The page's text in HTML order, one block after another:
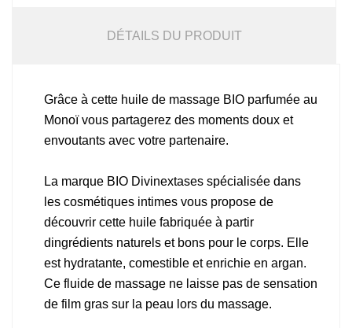
DÉTAILS DU PRODUIT
Grâce à cette huile de massage BIO parfumée au
Monoï vous partagerez des moments doux et
envoutants avec votre partenaire.
La marque BIO Divinextases spécialisée dans
les cosmétiques intimes vous propose de
découvrir cette huile fabriquée à partir
dingrédients naturels et bons pour le corps. Elle
est hydratante, comestible et enrichie en argan.
Ce fluide de massage ne laisse pas de sensation
de film gras sur la peau lors du massage.